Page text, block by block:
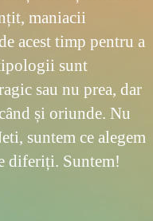
maniacii
acest timp pentru a
sunt
sau nu prea, dar
și oriunde. Nu
suntem ce alegem
diferiți. Suntem!